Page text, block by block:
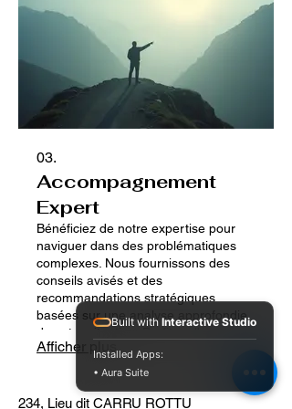
03.
Accompagnement
Expert
Bénéficiez de notre expertise pour
naviguer dans des problématiques
complexes. Nous fournissons des
conseils avisés et des
recommandations stratégiques
basées sur une analyse approfondie
de votre situation. Profitez d'une
vision claire et de solutions
éprouvées pour surmonter vos défis.
Maximisez votre potentiel grâce à un
savoir-faire qualifié.
Afficher plus
234, Lieu dit CARRU ROTTU
Built with Interactive Studio
Installed Apps:
• Aura Suite